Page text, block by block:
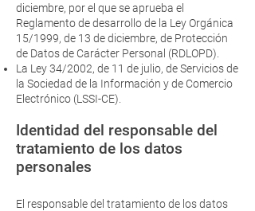
diciembre, por el que se aprueba el
Reglamento de desarrollo de la Ley Orgánica
15/1999, de 13 de diciembre, de Protección
de Datos de Carácter Personal (RDLOPD).
La Ley 34/2002, de 11 de julio, de Servicios de
la Sociedad de la Información y de Comercio
Electrónico (LSSI-CE).
Identidad del responsable del
tratamiento de los datos
personales
El responsable del tratamiento de los datos